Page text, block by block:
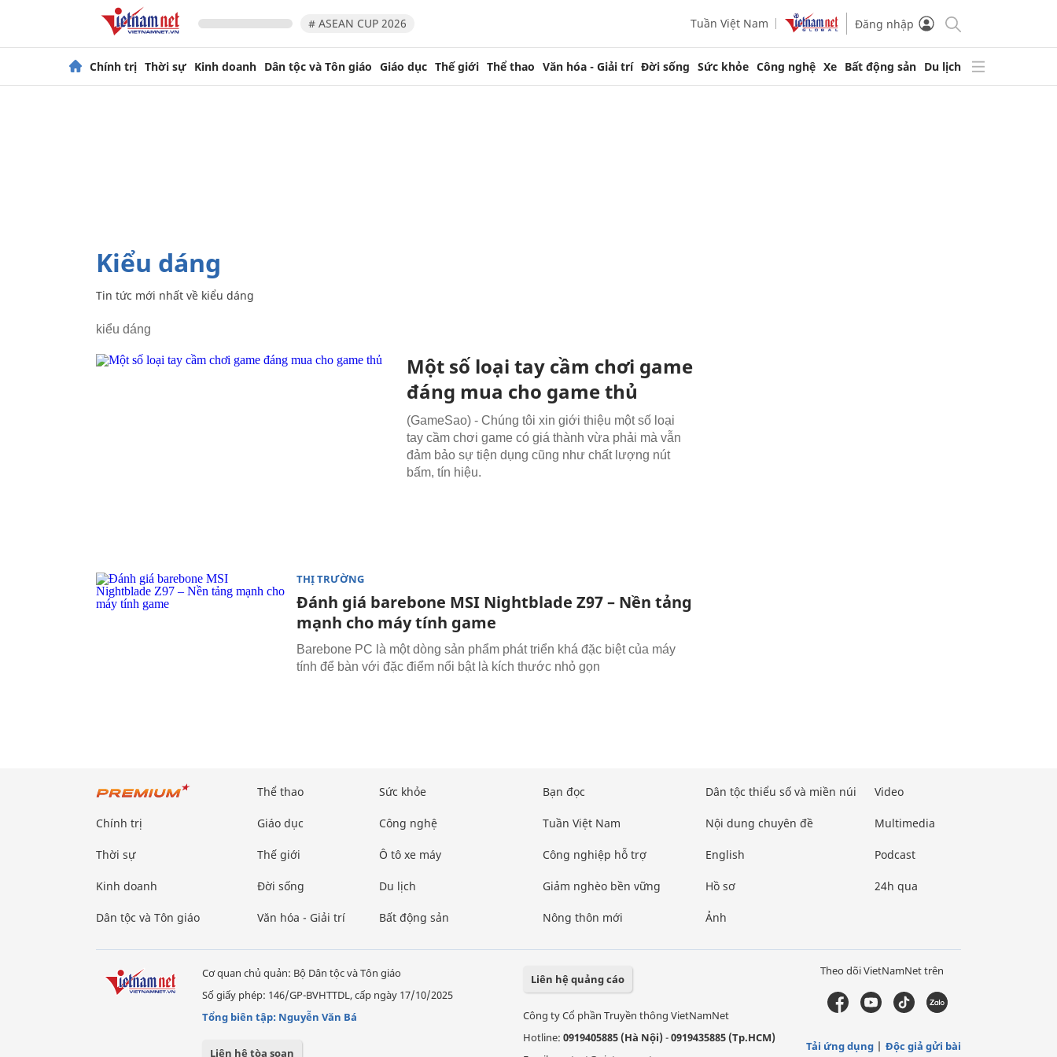
# ASEAN CUP 2026 Tuần Việt Nam Đăng nhập
Chính trị Thời sự Kinh doanh Dân tộc và Tôn giáo Giáo dục Thế giới Thể thao Văn hóa - Giải trí Đời sống Sức khỏe Công nghệ Xe Bất động sản Du lịch
kiểu dáng
Tin tức mới nhất về kiểu dáng
kiểu dáng
Một số loại tay cầm chơi game
đáng mua cho game thủ
(GameSao) - Chúng tôi xin giới thiệu một số loại
tay cầm chơi game có giá thành vừa phải mà vẫn
đảm bảo sự tiện dụng cũng như chất lượng nút
bấm, tín hiệu.
THỊ TRƯỜNG
Đánh giá barebone MSI Nightblade Z97 – Nền tảng
mạnh cho máy tính game
Barebone PC là một dòng sản phẩm phát triển khá đặc biệt của máy
tính để bàn với đặc điểm nổi bật là kích thước nhỏ gọn
Chính trị
Thời sự
Kinh doanh
Dân tộc và Tôn giáo
Thể thao
Giáo dục
Thế giới
Đời sống
Văn hóa - Giải trí
Sức khỏe
Công nghệ
Ô tô xe máy
Du lịch
Bất động sản
Bạn đọc
Tuần Việt Nam
Công nghiệp hỗ trợ
Giảm nghèo bền vững
Nông thôn mới
Dân tộc thiểu số và miền núi
Nội dung chuyên đề
English
Hồ sơ
Ảnh
Video
Multimedia
Podcast
24h qua
Cơ quan chủ quản: Bộ Dân tộc và Tôn giáo
Số giấy phép: 146/GP-BVHTTDL, cấp ngày 17/10/2025
Tổng biên tập: Nguyễn Văn Bá
Liên hệ tòa soạn
Liên hệ quảng cáo
Công ty Cổ phần Truyền thông VietNamNet
Hotline: 0919405885 (Hà Nội)-0919435885 (Tp.HCM)
Theo dõi VietNamNet trên
Tải ứng dụng Độc giả gửi bài